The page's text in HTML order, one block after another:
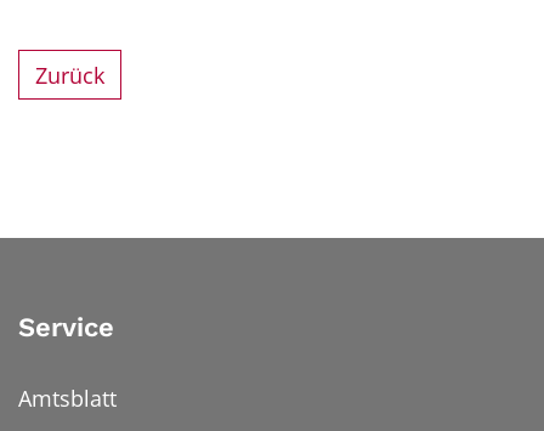
Zurück
Service
Amtsblatt